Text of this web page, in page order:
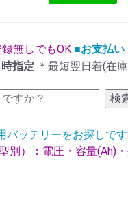
無しでもOK ■お支払い
指定 ＊最短翌日着(在
検
バッテリーをお探しで
）：電圧・容量(Ah)